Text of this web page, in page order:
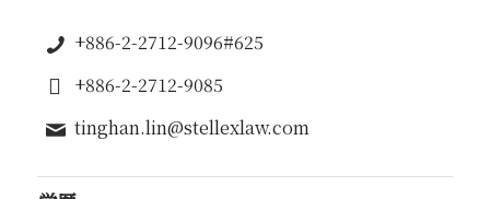
+886-2-2712-9096#625
+886-2-2712-9085
tinghan.lin@stellexlaw.com